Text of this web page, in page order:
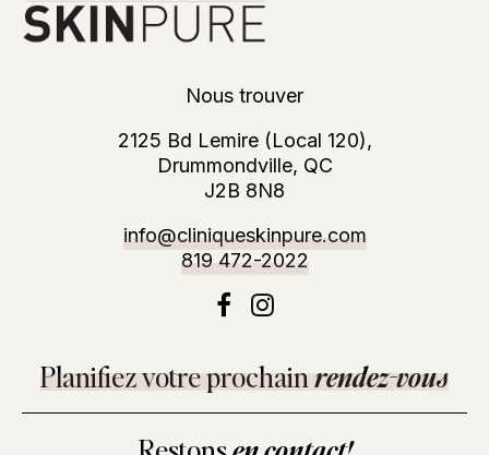
Nous trouver
2125 Bd Lemire (Local 120),
Drummondville, QC
J2B 8N8
info@cliniqueskinpure.com
819 472-2022
Planifiez votre prochainrendez-vous